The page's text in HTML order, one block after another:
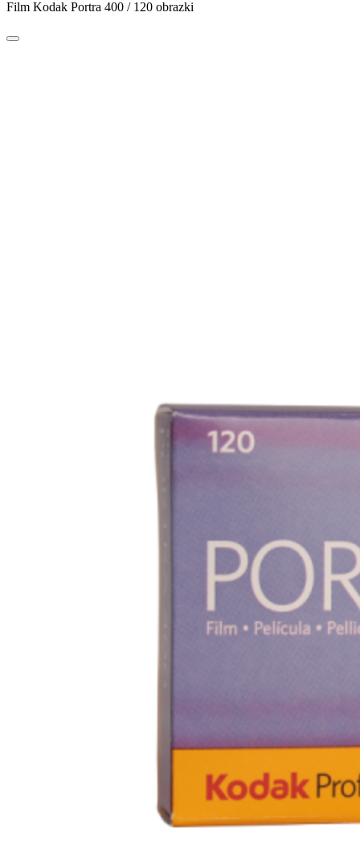
Film Kodak Portra 400 / 120 obrazki